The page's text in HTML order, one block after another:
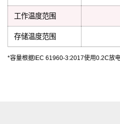
工作温度范围
存储温度范围
*容量根据IEC 61960-3:2017使用0.2C放